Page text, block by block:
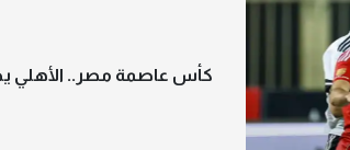
كأس عاصمة مصر.. الأهلي